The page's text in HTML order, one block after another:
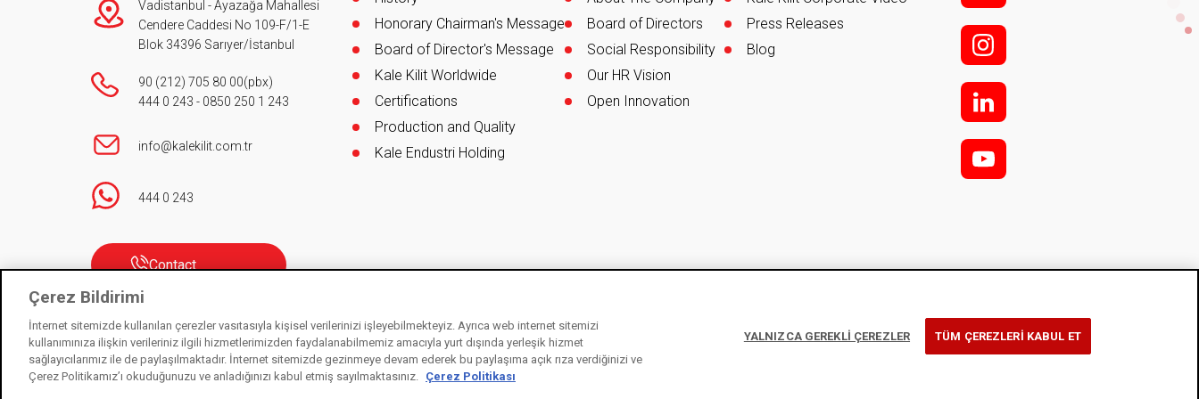
Vadistanbul - Ayazağa Mahallesi
Cendere Caddesi No 109-F/1-E
Blok 34396 Sarıyer/İstanbul
90 (212) 705 80 00(pbx)
444 0 243 - 0850 250 1 243
info@kalekilit.com.tr
444 0 243
Contact
Honorary Chairman's Message
Board of Director's Message
Kale Kilit Worldwide
Certifications
Production and Quality
Kale Endustri Holding
Board of Directors
Social Responsibility
Our HR Vision
Open Innovation
Press Releases
Blog
i;
l
y
Kale Kilit is a subsidiary of Kale Industry Holding. © 2021 Law on Protection of Personal Data
Çerez Bildirimi
İnternet sitemizde kullanılan çerezler vasıtasıyla kişisel verilerinizi işleyebilmekteyiz. Ayrıca web internet sitemizi
kullanımınıza ilişkin verileriniz ilgili hizmetlerimizden faydalanabilmemiz amacıyla yurt dışında yerleşik hizmet
sağlayıcılarımız ile de paylaşılmaktadır. İnternet sitemizde gezinmeye devam ederek bu paylaşıma açık rıza verdiğinizi ve
Çerez Politikamız’ı okuduğunuzu ve anladığınızı kabul etmiş sayılmaktasınız. Çerez Politikası
YALNIZCA GEREKLİ ÇEREZLER TÜM ÇEREZLERİ KABUL ET